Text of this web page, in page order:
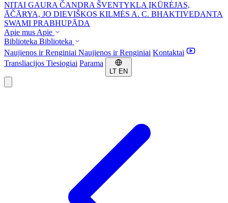
NITAI GAURA ČANDRA ŠVENTYKLA ĮKŪRĖJAS,
ĀČĀRYA, JO DIEVIŠKOS KILMĖS A. C. BHAKTIVEDANTA
SWAMI PRABHUPĀDA
Apie mus Apie
Biblioteka Biblioteka
Naujienos ir Renginiai Naujienos ir Renginiai Kontaktai
Transliacijos Tiesiogiai Parama
LT EN